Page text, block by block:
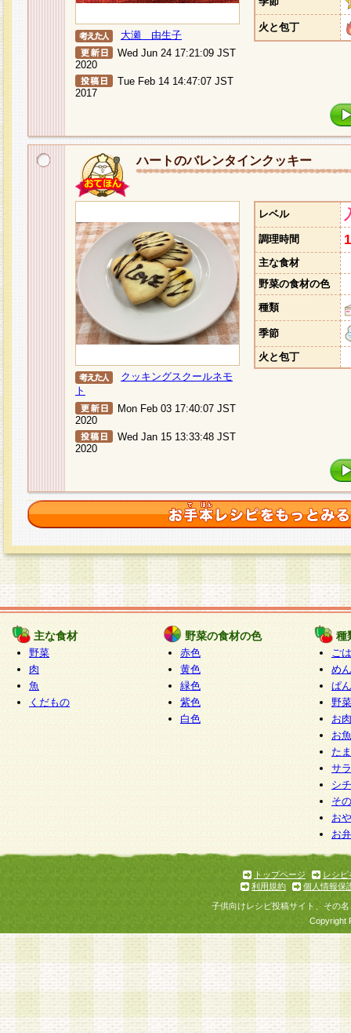
大瀬 由生子
Wed Jun 24 17:21:09 JST
2020
Tue Feb 14 14:47:07 JST
2017
火と包丁
ハートのバレンタインクッキー
クッキングスクールネモ
ト
Mon Feb 03 17:40:07 JST
2020
Wed Jan 15 13:33:48 JST
2020
レベル
調理時間
主な食材
野菜の食材の色
種類
季節
火と包丁
主な食材
野菜
肉
魚
くだもの
野菜の食材の色
赤色
黄色
緑色
紫色
白色
種
ご
めん
ぱん
野
お
お
た
サ
シ
そ
お
お
トップページ
レシピ
利用規約
個人情報保
子供向けレシピ投稿サイト、その
Copyright